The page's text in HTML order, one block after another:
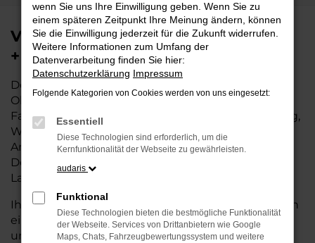
VW Arteon Fahrzeuge bei Schmidt
+ Koch für Oldenburg
Der VW Arteon ist die perfekte Wahl für alle in
Oldenburg, die ein zuverlässiges und modernes
Fahrzeug suchen. Ob für den täglichen Arbeitsweg,
Wochenendausflüge oder lange Reisen, der VW
Arteon bietet Komfort, Effizienz und modernes
Design, das sowohl in der Stadt als auch auf dem
Land glänzt.
Ihr VW Autohaus in Oldenburg bietet Ihnen neben
einer breiten Auswahl an VW Fahrzeugen auch
umfassende Beratung und Service. Wir
wenn Sie uns Ihre Einwilligung geben. Wenn Sie zu
einem späteren Zeitpunkt Ihre Meinung ändern, können
Sie die Einwilligung jederzeit für die Zukunft widerrufen.
Weitere Informationen zum Umfang der
Datenverarbeitung finden Sie hier:
Datenschutzerklärung Impressum
Folgende Kategorien von Cookies werden von uns eingesetzt:
Essentiell
Diese Technologien sind erforderlich, um die
Kernfunktionalität der Webseite zu gewährleisten.
audaris
Funktional
Diese Technologien bieten die bestmögliche Funktionalität
der Webseite. Services von Drittanbietern wie Google
Maps, Chats, Fahrzeugbewertungssystem und weitere